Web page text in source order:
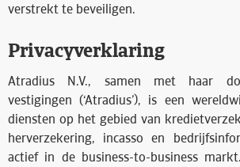
verstrekt te beveiligen.
Privacyverklaring
Atradius N.V., samen met haar
vestigingen (‘Atradius’), is een
diensten op het gebied van
herverzekering, incasso en
actief in de business-to-business